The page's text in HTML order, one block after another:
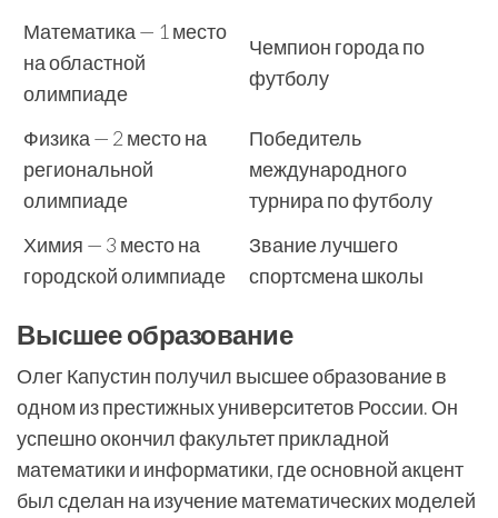
Математика — 1 место
на областной
олимпиаде
Чемпион города по
футболу
Физика — 2 место на
региональной
олимпиаде
Победитель
международного
турнира по футболу
Химия — 3 место на
городской олимпиаде
Звание лучшего
спортсмена школы
Высшее образование
Олег Капустин получил высшее образование в
одном из престижных университетов России. Он
успешно окончил факультет прикладной
математики и информатики, где основной акцент
был сделан на изучение математических моделей